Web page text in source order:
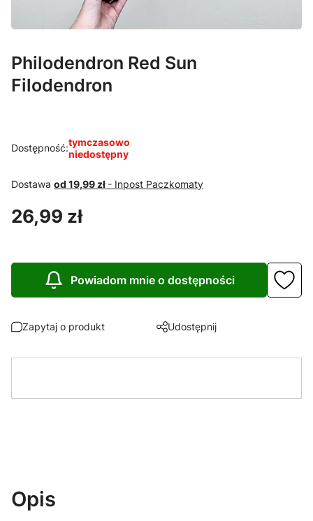
Philodendron Red Sun
Filodendron
Dostępność:tymczasowo
niedostępny
Dostawa od 19,99 zł - Inpost Paczkomaty
Cena
26,99 zł
Powiadom mnie o dostępności
Zapytaj o produkt Udostępnij
Opis